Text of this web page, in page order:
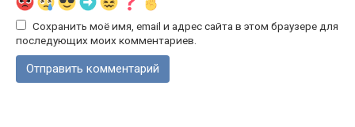
Сохранить моё имя, email и адрес сайта в этом браузере для
последующих моих комментариев.